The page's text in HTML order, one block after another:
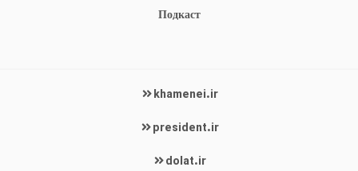
Подкаст
khamenei.ir
president.ir
dolat.ir